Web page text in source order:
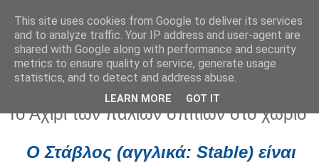
Δευτέρα 31 Ιουλίου 2023
Το Αχίρι των παλιών σπιτιών στο χωριό
Ο Στάβλος (αγγλικά: Stable) είναι
This site uses cookies from Google to deliver its services
and to analyze traffic. Your IP address and user-agent are
shared with Google along with performance and security
metrics to ensure quality of service, generate usage
statistics, and to detect and address abuse.
LEARN MORE GOT IT